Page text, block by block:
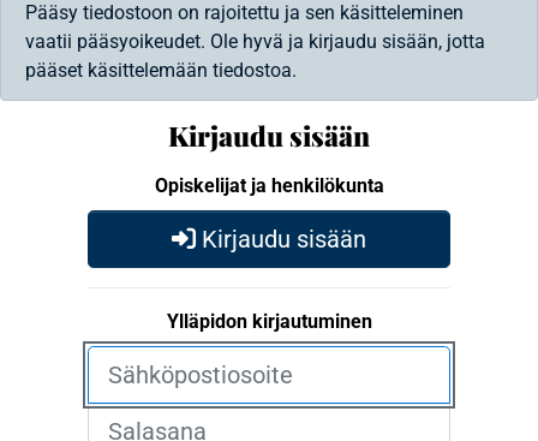
Pääsy tiedostoon on rajoitettu ja sen käsitteleminen
vaatii pääsyoikeudet. Ole hyvä ja kirjaudu sisään, jotta
pääset käsittelemään tiedostoa.
Kirjaudu sisään
Opiskelijat ja henkilökunta
Kirjaudu sisään
Ylläpidon kirjautuminen